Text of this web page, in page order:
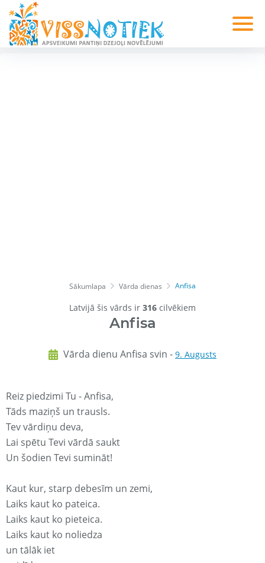
Sākumlapa Vārda dienas Anfisa
Latvijā šis vārds ir 316 cilvēkiem
Anfisa
Vārda dienu Anfisa svin - 9. Augusts
Reiz piedzimi Tu - Anfisa,
Tāds maziņš un trausls.
Tev vārdiņu deva,
Lai spētu Tevi vārdā saukt
Un šodien Tevi sumināt!
Kaut kur, starp debesīm un zemi,
Laiks kaut ko pateica.
Laiks kaut ko pieteica.
Laiks kaut ko noliedza
un tālāk iet